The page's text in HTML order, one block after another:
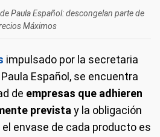
Paula Español: descongelan parte de
Máximos
impulsado por la secretaria
Español, se encuentra
de empresas que adhieren
prevista y la obligación
envase de cada producto es